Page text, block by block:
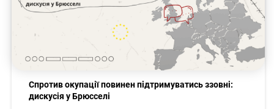
Спротив окупації повинен підтримуватись ззовні:
дискусія у Брюсселі